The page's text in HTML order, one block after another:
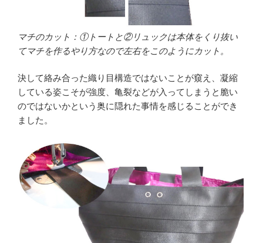
マチのカット：①トートと②リュックは本体をくり抜い
てマチを作るやり方なので左右をこのようにカット。
決して絡み合った織り目構造ではないことが窺え、凝縮
している姿こそが強度、亀裂などが入ってしまうと脆い
のではないかという奥に隠れた事情を感じることができ
ました。